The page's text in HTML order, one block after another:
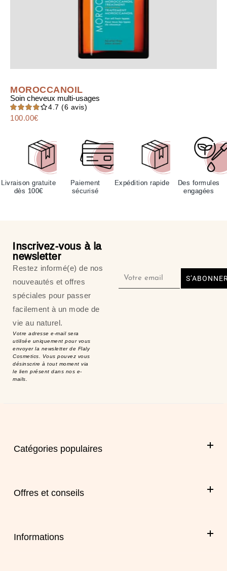
MOROCCANOIL
Soin cheveux multi-usages
Note
4.7 (6 avis)
100.00€
Livraison gratuite
dès 100€
Paiement
sécurisé
Expédition rapide
Des formules
engagées
Inscrivez-vous à la
newsletter
Restez informé(e) de nos
nouveautés et offres
spéciales pour passer
facilement à un mode de
vie au naturel.
Votre adresse e-mail sera
utilisée uniquement pour vous
envoyer la newsletter de Flaly
Cosmetics. Vous pouvez vous
désinscrire à tout moment via
le lien présent dans nos e-
mails.
Catégories populaires
Offres et conseils
Informations